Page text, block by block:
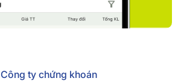
Công ty chứng khoán